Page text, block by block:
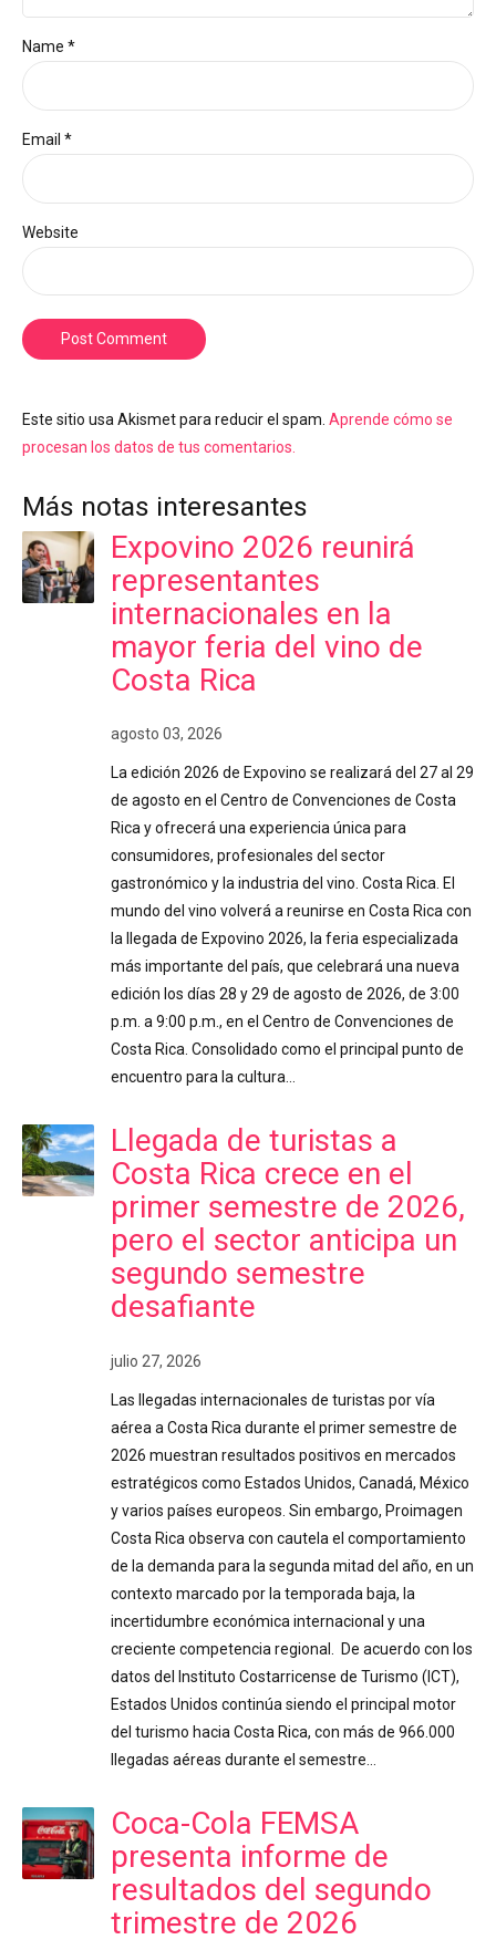
Name *
Email *
Website
Post Comment
Este sitio usa Akismet para reducir el spam. Aprende cómo se
procesan los datos de tus comentarios.
Más notas interesantes
Expovino 2026 reunirá
representantes
internacionales en la
mayor feria del vino de
Costa Rica
agosto 03, 2026
La edición 2026 de Expovino se realizará del 27 al 29
de agosto en el Centro de Convenciones de Costa
Rica y ofrecerá una experiencia única para
consumidores, profesionales del sector
gastronómico y la industria del vino. Costa Rica. El
mundo del vino volverá a reunirse en Costa Rica con
la llegada de Expovino 2026, la feria especializada
más importante del país, que celebrará una nueva
edición los días 28 y 29 de agosto de 2026, de 3:00
p.m. a 9:00 p.m., en el Centro de Convenciones de
Costa Rica. Consolidado como el principal punto de
encuentro para la cultura…
Llegada de turistas a
Costa Rica crece en el
primer semestre de 2026,
pero el sector anticipa un
segundo semestre
desafiante
julio 27, 2026
Las llegadas internacionales de turistas por vía
aérea a Costa Rica durante el primer semestre de
2026 muestran resultados positivos en mercados
estratégicos como Estados Unidos, Canadá, México
y varios países europeos. Sin embargo, Proimagen
Costa Rica observa con cautela el comportamiento
de la demanda para la segunda mitad del año, en un
contexto marcado por la temporada baja, la
incertidumbre económica internacional y una
creciente competencia regional. De acuerdo con los
datos del Instituto Costarricense de Turismo (ICT),
Estados Unidos continúa siendo el principal motor
del turismo hacia Costa Rica, con más de 966.000
llegadas aéreas durante el semestre…
Coca-Cola FEMSA
presenta informe de
resultados del segundo
trimestre de 2026